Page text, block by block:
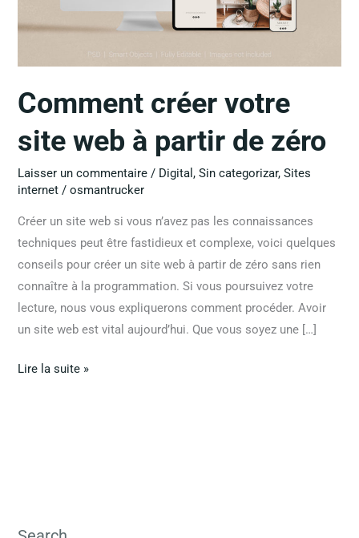
Comment créer votre
site web à partir de zéro
Laisser un commentaire / Digital ,Sin categorizar,Sites
internet /osmantrucker
Créer un site web si vous n’avez pas les connaissances
techniques peut être fastidieux et complexe, voici quelques
conseils pour créer un site web à partir de zéro sans rien
connaître à la programmation. Si vous poursuivez votre
lecture, nous vous expliquerons comment procéder. Avoir
un site web est vital aujourd’hui. Que vous soyez une […]
Lire la suite »